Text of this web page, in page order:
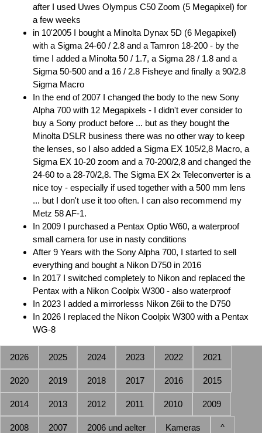
after I used Uwes Olympus C50 Zoom (5 Megapixel) for
a few weeks
in 10'2005 I bought a Minolta Dynax 5D (6 Megapixel)
with a Sigma 24-60 / 2.8 and a Tamron 18-200 - by the
time I added a Minolta 50 / 1.7, a Sigma 28 / 1.8 and a
Sigma 50-500 and a 16 / 2.8 Fisheye and finally a 90/2.8
Sigma Macro
In the end of 2007 I changed the body to the new Sony
Alpha 700 with 12 Megapixels - I didn't ever consider to
buy a Sony product before ... but as they bought the
Minolta DSLR business there was no other way to keep
the lenses, so I also added a Sigma EX 105/2,8 Macro, a
Sigma EX 10-20 zoom and a 70-200/2,8 and changed the
24-60 to a 28-70/2,8. The Sigma EX 2x Teleconverter is a
nice toy - especially if used together with a 500 mm lens
... but I don't use it too often. I can also recommend my
Metz 58 AF-1.
In 2009 I purchased a Pentax Optio W60, a waterproof
small camera for use in nasty conditions
After 9 Years with the Sony Alpha 700, I started to sell
everything and bought a Nikon D750 in 2016
In 2017 I switched completely to Nikon and replaced the
Pentax with a Nikon Coolpix W300 - also waterproof
In 2023 I added a mirrorlesss Nikon Z6ii to the D750
In 2026 I replaced the Nikon Coolpix W300 with a Pentax
WG-8
2026 2025 2024 2023 2022 2021
2020 2019 2018 2017 2016 2015
2014 2013 2012 2011 2010 2009
2008 2007 2006 und aelter Kameras ^